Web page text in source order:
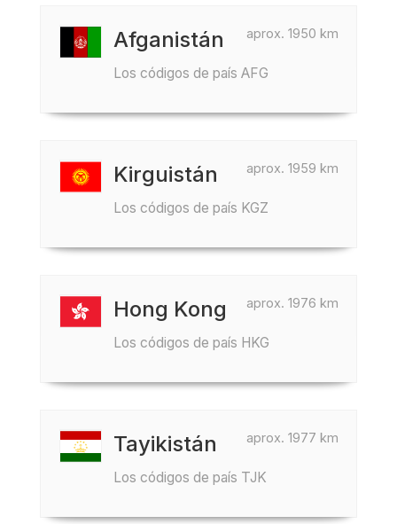
aprox. 1950 km
Afganistán
Los códigos de país AFG
aprox. 1959 km
Kirguistán
Los códigos de país KGZ
aprox. 1976 km
Hong Kong
Los códigos de país HKG
aprox. 1977 km
Tayikistán
Los códigos de país TJK